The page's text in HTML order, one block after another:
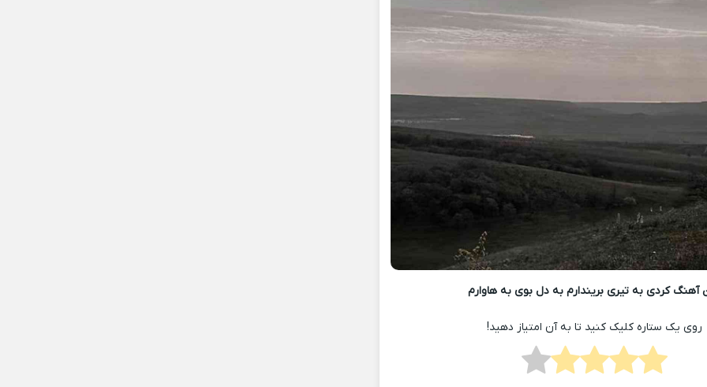
آهنگ کردی به تیری بریندارم به دل بوی به هاوارم
روی یک ستاره کلیک کنید تا به آن امتیاز دهید!